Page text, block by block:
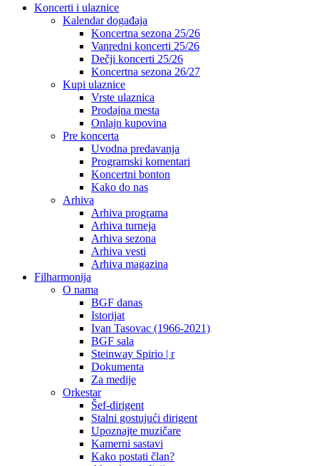
Koncerti i ulaznice
Kalendar događaja
Koncertna sezona 25/26
Vanredni koncerti 25/26
Dečji koncerti 25/26
Koncertna sezona 26/27
Kupi ulaznice
Vrste ulaznica
Prodajna mesta
Onlajn kupovina
Pre koncerta
Uvodna predavanja
Programski komentari
Koncertni bonton
Kako do nas
Arhiva
Arhiva programa
Arhiva turneja
Arhiva sezona
Arhiva vesti
Arhiva magazina
Filharmonija
O nama
BGF danas
Istorijat
Ivan Tasovac (1966-2021)
BGF sala
Steinway Spirio | r
Dokumenta
Za medije
Orkestar
Šef-dirigent
Stalni gostujući dirigent
Upoznajte muzičare
Kamerni sastavi
Kako postati član?